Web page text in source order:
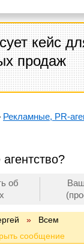
кейс
продаж
Рекламные, PR-
об
» Всем